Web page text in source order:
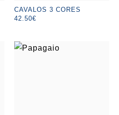
CAVALOS 3 CORES
42.50€